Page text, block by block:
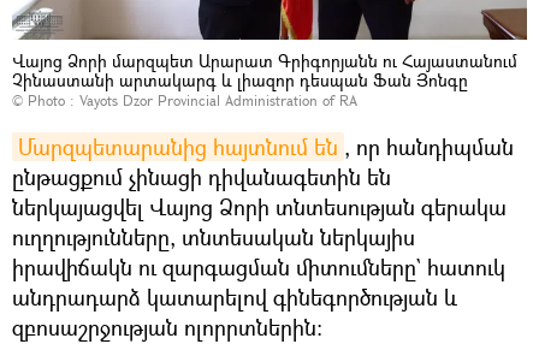
Վայոց Ձորի մարզպետ Արարատ Գրիգորյանն ու Հայաստանում
Չինաստանի արտակարգ և լիազոր դեսպան Ֆան Յոնգը
© Photo : Vayots Dzor Provincial Administration of RA
Մարզպետարանից հայտնում են , որ հանդիպման
ընթացքում չինացի դիվանագետին են
ներկայացվել Վայոց Ձորի տնտեսության գերակա
ուղղությունները, տնտեսական ներկայիս
իրավիճակն ու զարգացման միտումները` հատուկ
անդրադարձ կատարելով գինեգործության և
զբոսաշրջության ոլորրտներին։